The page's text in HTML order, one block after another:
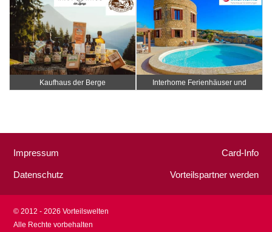
Kaufhaus der Berge
Interhome Ferienhäuser und
Impressum
Datenschutz
Card-Info
Vorteilspartner werden
© 2012 - 2026 Vorteilswelten
Alle Rechte vorbehalten